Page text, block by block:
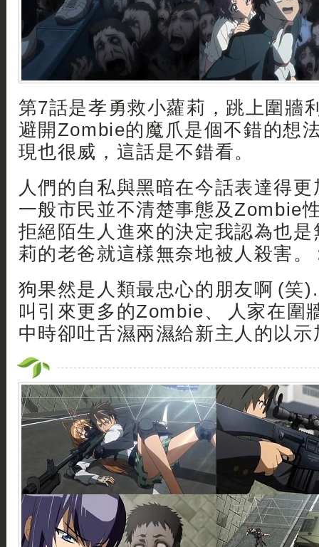
第7話是孝勇救小蘿莉，跳上圍牆
避開Zombie的魔爪是個不錯的想
現也很威，這話是不錯看。
人們的自私與黑暗在今話表達得
一般市民並不清楚事態及Zombie
拒絕陌生人進來的決定我認為也
莉的老爸就這樣無奈地被人殺害。
狗果然是人類最忠心的朋友啊 (笑
叫引來更多的Zombie、 人家在圍
中時卻吐舌濕兩濕給新主人的以